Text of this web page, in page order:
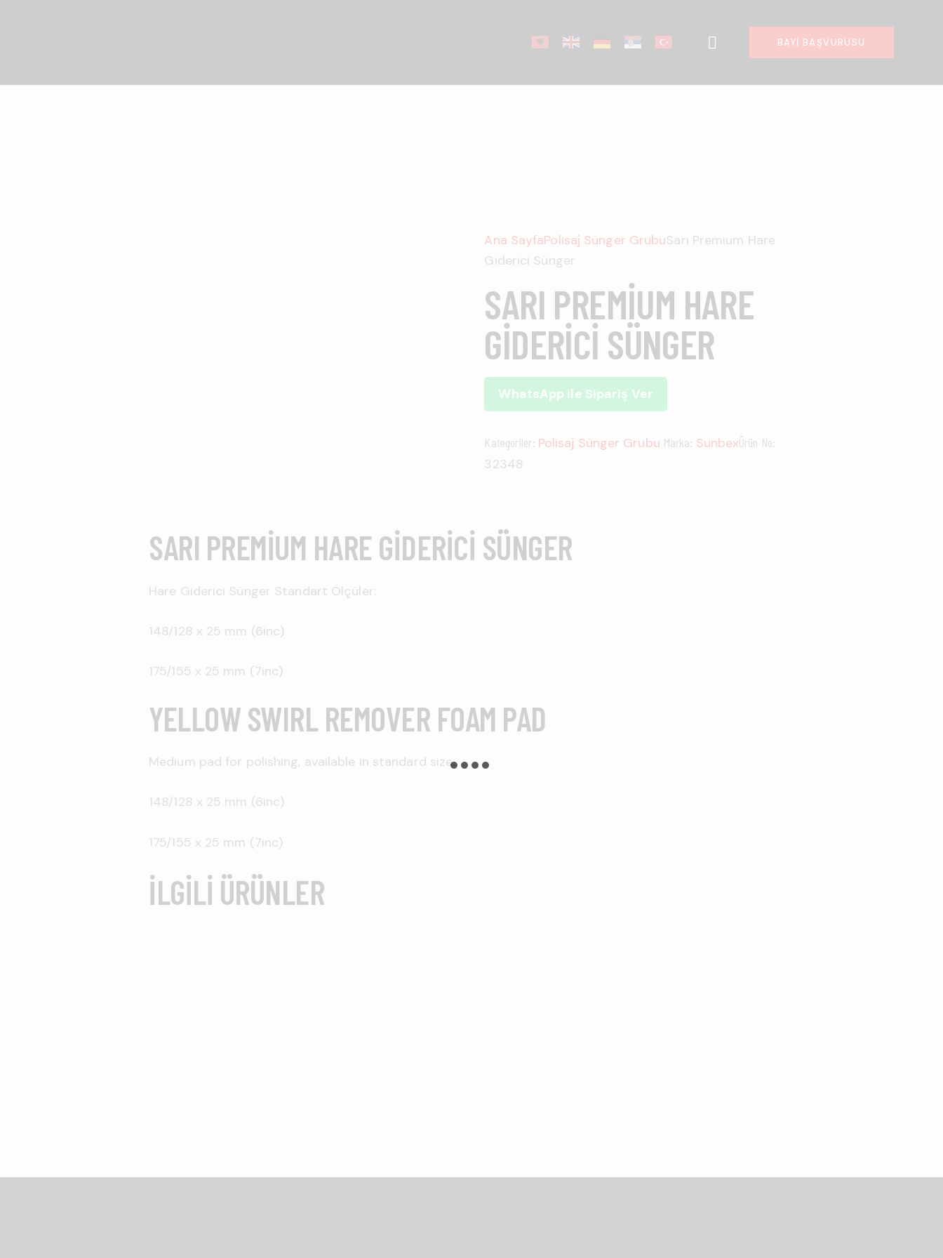
BAYI BAŞVURUSU
Ana SayfaPolisaj Sünger GrubuSarı Premium Hare
Giderici Sünger
SARI PREMIUM HARE
GIDERICI SÜNGER
WhatsApp ile Sipariş Ver
Kategoriler: Polisaj Sünger Grubu Marka: SunbexÜrün No:
32348
SARI PREMIUM HARE GIDERICI SÜNGER
Hare Giderici Sünger Standart Ölçüler:
148/128 x 25 mm (6inc)
175/155 x 25 mm (7inc)
YELLOW SWIRL REMOVER FOAM PAD
Medium pad for polishing, available in standard size:
148/128 x 25 mm (6inc)
175/155 x 25 mm (7inc)
İLGILI ÜRÜNLER